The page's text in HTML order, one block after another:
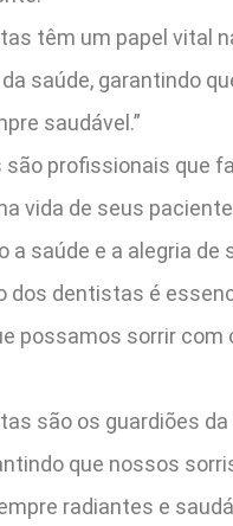
têm um papel vital
saúde, garantindo
saudável.”
são profissionais que
vida de seus
a saúde e a alegria de
dos dentistas é
possamos sorrir com
são os guardiões da
que nossos
radiantes e